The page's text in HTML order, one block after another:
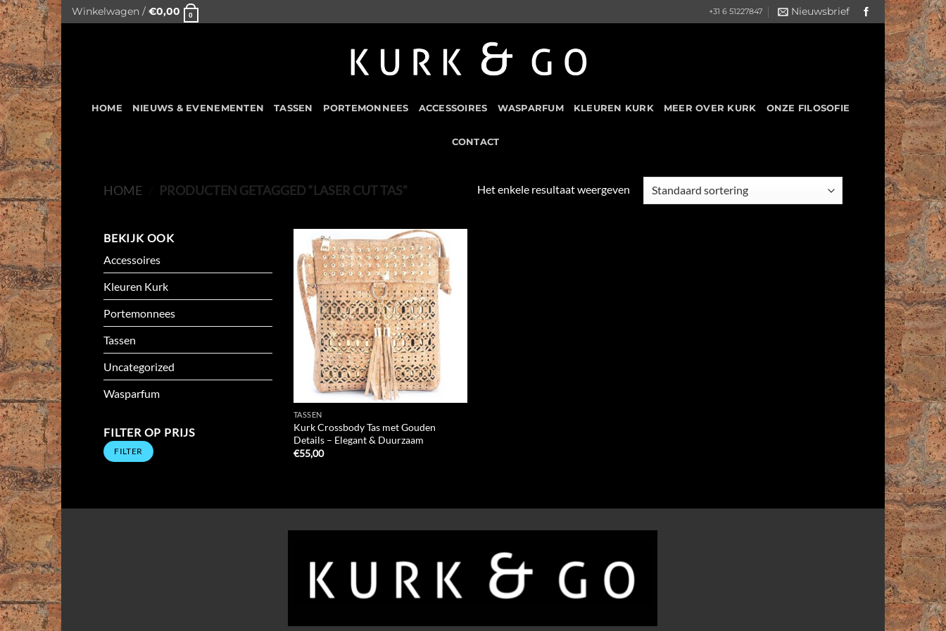
Skip
to
content
Winkelwagen / €0,00 0 +31 6 51227847 Nieuwsbrief
HOME NIEUWS & EVENEMENTEN TASSEN PORTEMONNEES ACCESSOIRES WASPARFUM KLEUREN KURK MEER OVER KURK ONZE FILOSOFIE
CONTACT
HOME PRODUCTEN GETAGGED “LASER CUT TAS” Het enkele resultaat weergeven
BEKIJK OOK
Accessoires
Kleuren Kurk
Portemonnees
Tassen
Uncategorized
Wasparfum
FILTER OP PRIJS
Min.
prijs
Max.
prijsFILTER
Add to
Wishlist
TASSEN
Kurk Crossbody Tas met Gouden
Details – Elegant & Duurzaam
€55,00